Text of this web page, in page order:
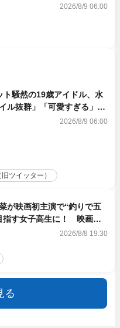
」
2026/8/9 06:00
ト騒然の19歳アイドル、水
ル抜群」「可愛すぎる」と
2026/8/9 06:00
ツイッター）
が映画初主演で“釣りで五
指す女子高生に！ 映画
秋公開
2026/8/8 19:30
る